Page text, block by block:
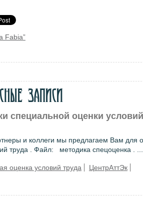
Fabia”
записи
специальной оценки
и коллеги мы предлагаем Вам для
труда . Файл: методика спецоценка . ...
оценка условий труда
ЦентрАттЭк